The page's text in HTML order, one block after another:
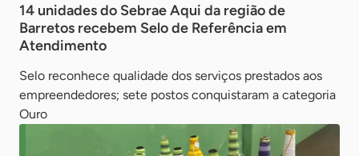
14 unidades do Sebrae Aqui da região de
Barretos recebem Selo de Referência em
Atendimento
Selo reconhece qualidade dos serviços prestados aos
empreendedores; sete postos conquistaram a categoria
Ouro